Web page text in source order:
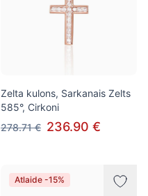
Zelta kulons, Sarkanais Zelts
585°, Cirkoni
278.71 € 236.90 €
Atlaide -15%